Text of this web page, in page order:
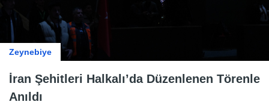
Zeynebiye
İran Şehitleri Halkalı’da Düzenlenen Törenle
Anıldı